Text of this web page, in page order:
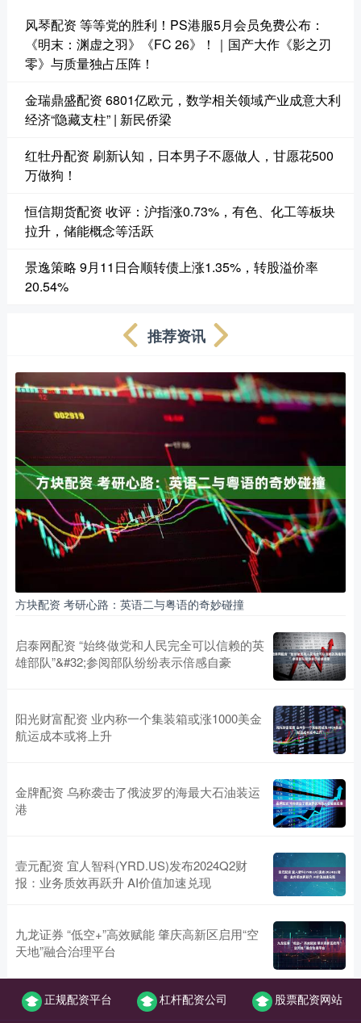
风琴配资 等等党的胜利！PS港服5月会员免费公布：
《明末：渊虚之羽》《FC 26》！｜国产大作《影之刃
零》与质量独占压阵！
金瑞鼎盛配资 6801亿欧元，数学相关领域产业成意大利
经济“隐藏支柱” | 新民侨梁
红牡丹配资 刷新认知，日本男子不愿做人，甘愿花500
万做狗！
恒信期货配资 收评：沪指涨0.73%，有色、化工等板块
拉升，储能概念等活跃
景逸策略 9月11日合顺转债上涨1.35%，转股溢价率
20.54%
推荐资讯
方块配资 考研心路：英语二与粤语的奇妙碰撞
启泰网配资 “始终做党和人民完全可以信赖的英
雄部队”&#32;参阅部队纷纷表示倍感自豪
阳光财富配资 业内称一个集装箱或涨1000美金
航运成本或将上升
金牌配资 乌称袭击了俄波罗的海最大石油装运
港
壹元配资 宜人智科(YRD.US)发布2024Q2财
报：业务质效再跃升 AI价值加速兑现
九龙证券 “低空+”高效赋能 肇庆高新区启用“空
天地”融合治理平台
正规配资平台 杠杆配资公司 股票配资网站